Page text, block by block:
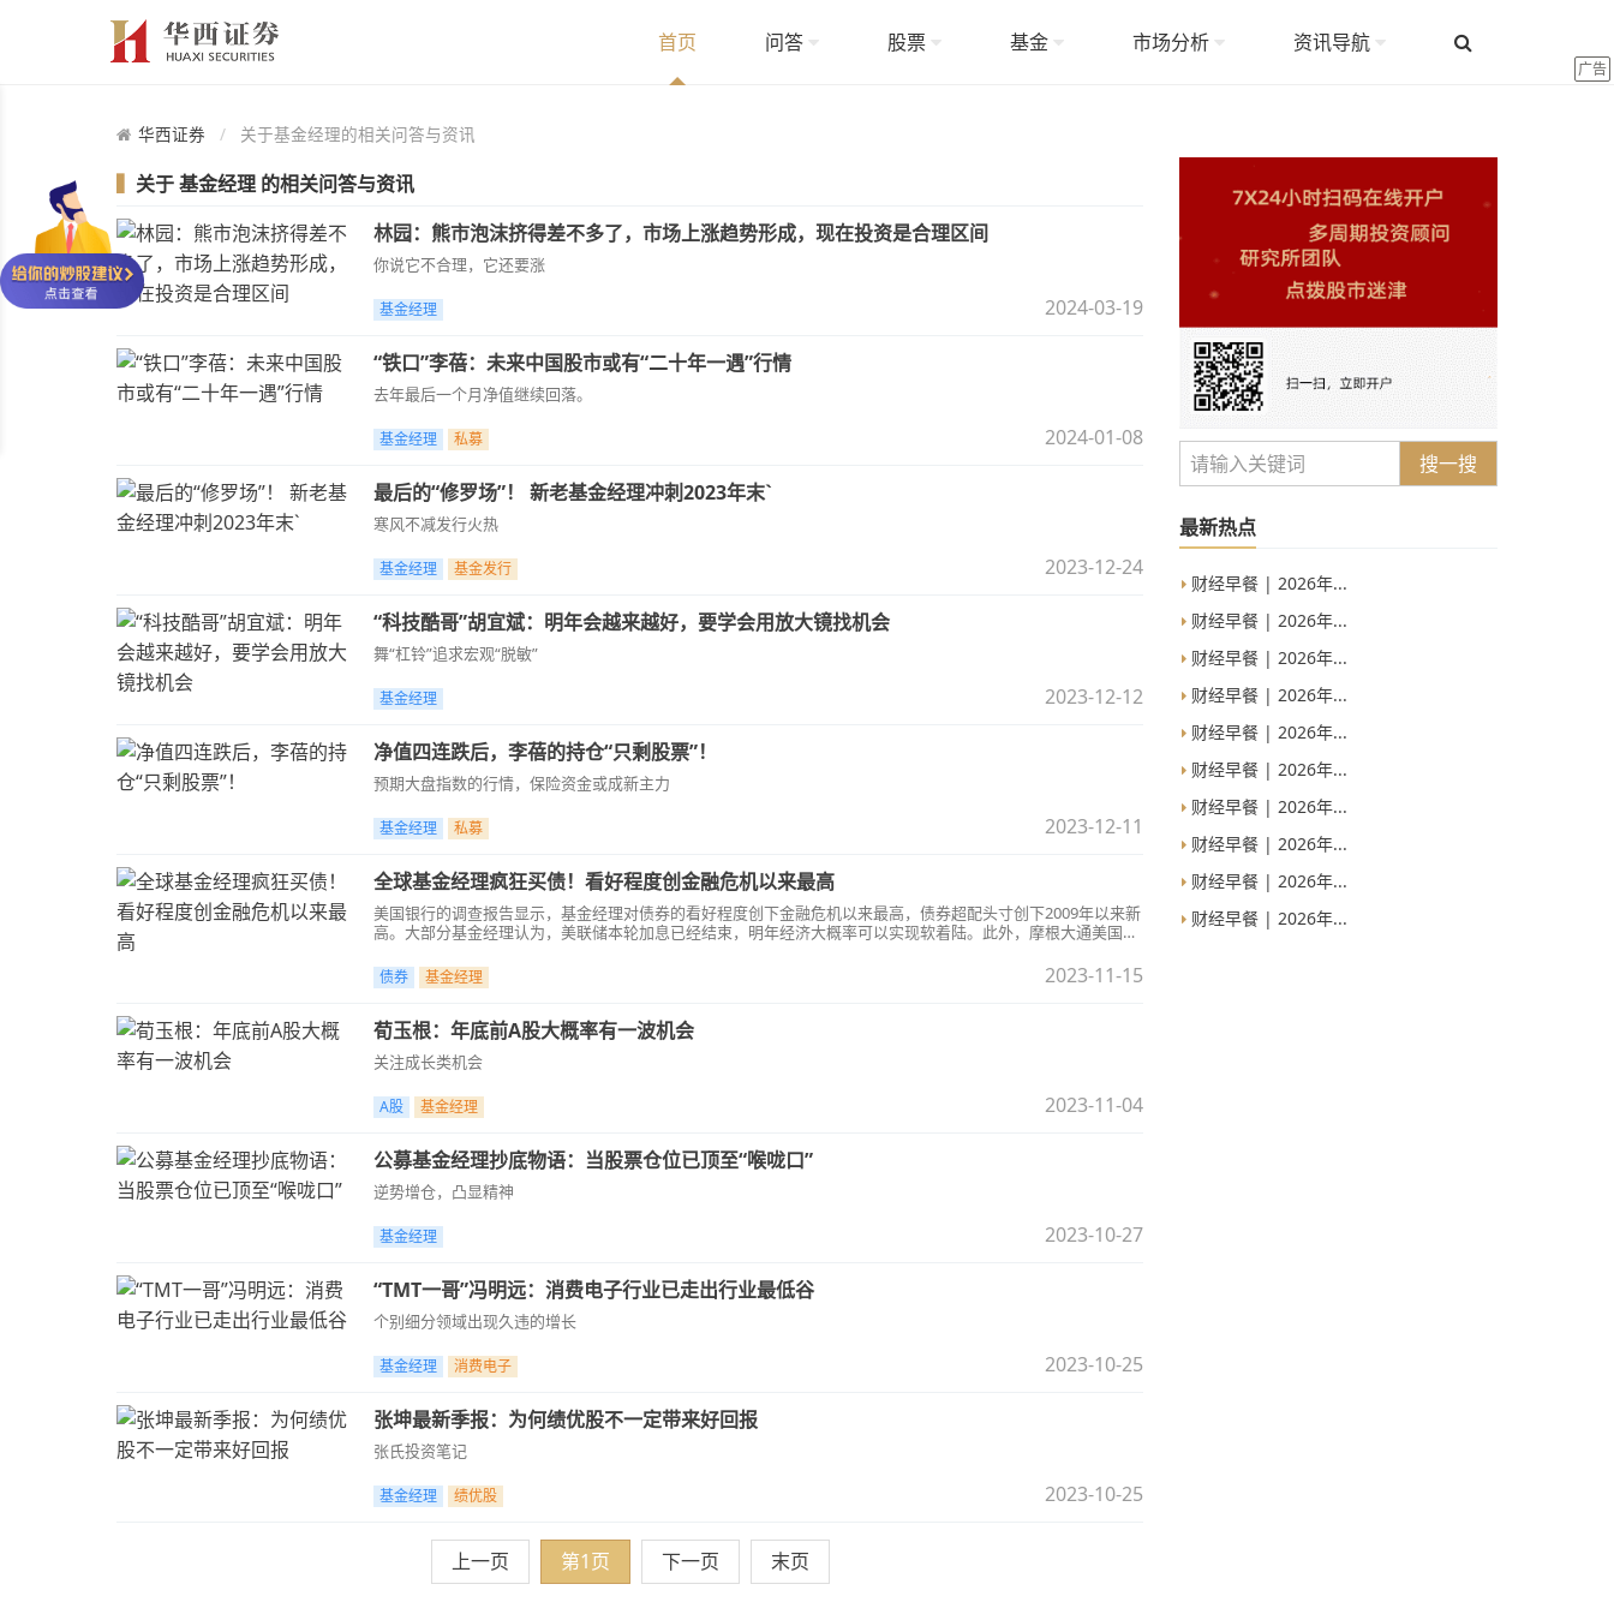
首页 问答 股票 基金 市场分析 资讯导航
广告
华西证券 关于基金经理的相关问答与资讯
关于基金经理 的相关问答与资讯
林园：熊市泡沫挤得差不多了，市场上涨趋势形成，现在投资是合理区间
你说它不合理，它还要涨
基金经理 2024-03-19
“铁口”李蓓：未来中国股市或有“二十年一遇”行情
去年最后一个月净值继续回落。
基金经理 私募 2024-01-08
最后的“修罗场”！ 新老基金经理冲刺2023年末`
寒风不减发行火热
基金经理 基金发行 2023-12-24
“科技酷哥”胡宜斌：明年会越来越好，要学会用放大镜找机会
舞“杠铃”追求宏观“脱敏”
基金经理 2023-12-12
净值四连跌后，李蓓的持仓“只剩股票”！
预期大盘指数的行情，保险资金或成新主力
基金经理 私募 2023-12-11
全球基金经理疯狂买债！看好程度创金融危机以来最高
美国银行的调查报告显示，基金经理对债券的看好程度创下金融危机以来最高，债券超配头寸创下2009年以来新
高。大部分基金经理认为，美联储本轮加息已经结束，明年经济大概率可以实现软着陆。此外，摩根大通美国国
债券 基金经理 2023-11-15
荀玉根：年底前A股大概率有一波机会
关注成长类机会
A股 基金经理 2023-11-04
公募基金经理抄底物语：当股票仓位已顶至“喉咙口”
逆势增仓，凸显精神
基金经理 2023-10-27
“TMT一哥”冯明远：消费电子行业已走出行业最低谷
个别细分领域出现久违的增长
基金经理 消费电子 2023-10-25
张坤最新季报：为何绩优股不一定带来好回报
张氏投资笔记
基金经理 绩优股 2023-10-25
上一页 第1页 下一页 末页
搜一搜
最新热点
财经早餐 | 2026年...
财经早餐 | 2026年...
财经早餐 | 2026年...
财经早餐 | 2026年...
财经早餐 | 2026年...
财经早餐 | 2026年...
财经早餐 | 2026年...
财经早餐 | 2026年...
财经早餐 | 2026年...
财经早餐 | 2026年...